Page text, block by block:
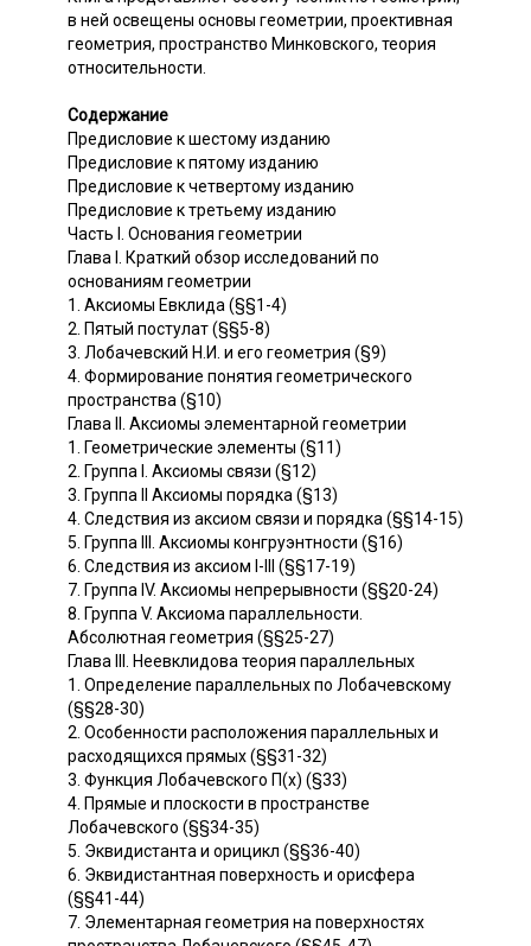
в ней освещены основы геометрии, проективная
геометрия, пространство Минковского, теория
относительности.
Содержание
Предисловие к шестому изданию
Предисловие к пятому изданию
Предисловие к четвертому изданию
Предисловие к третьему изданию
Часть I. Основания геометрии
Глава I. Краткий обзор исследований по
основаниям геометрии
1. Аксиомы Евклида (§§1-4)
2. Пятый постулат (§§5-8)
3. Лобачевский Н.И. и его геометрия (§9)
4. Формирование понятия геометрического
пространства (§10)
Глава II. Аксиомы элементарной геометрии
1. Геометрические элементы (§11)
2. Группа I. Аксиомы связи (§12)
3. Группа II Аксиомы порядка (§13)
4. Следствия из аксиом связи и порядка (§§14-15)
5. Группа III. Аксиомы конгруэнтности (§16)
6. Следствия из аксиом I-III (§§17-19)
7. Группа IV. Аксиомы непрерывности (§§20-24)
8. Группа V. Аксиома параллельности.
Абсолютная геометрия (§§25-27)
Глава III. Неевклидова теория параллельных
1. Определение параллельных по Лобачевскому
(§§28-30)
2. Особенности расположения параллельных и
расходящихся прямых (§§31-32)
3. Функция Лобачевского П(х) (§33)
4. Прямые и плоскости в пространстве
Лобачевского (§§34-35)
5. Эквидистанта и орицикл (§§36-40)
6. Эквидистантная поверхность и орисфера
(§§41-44)
7. Элементарная геометрия на поверхностях